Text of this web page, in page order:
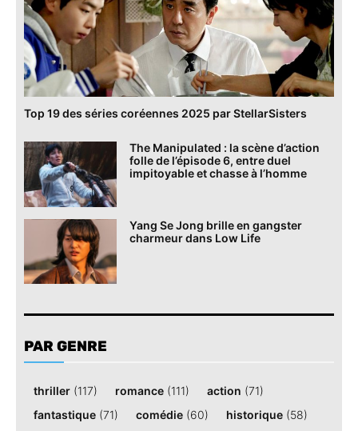
Top 19 des séries coréennes 2025 par StellarSisters
The Manipulated : la scène d’action
folle de l’épisode 6, entre duel
impitoyable et chasse à l’homme
Yang Se Jong brille en gangster
charmeur dans Low Life
PAR GENRE
thriller (117) romance (111) action (71)
fantastique (71) comédie (60) historique (58)